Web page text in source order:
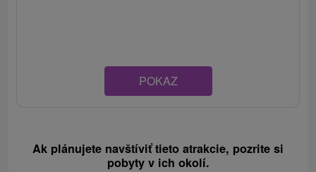
POKAZ
Ak plánujete navštíviť tieto atrakcie, pozrite si
pobyty v ich okolí.